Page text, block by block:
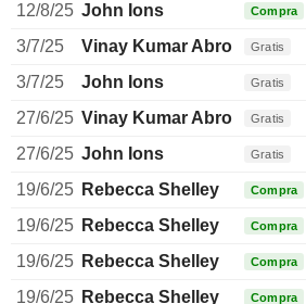
12/8/25 John Ions Compra
3/7/25
Vinay Kumar Abrol Gratis
3/7/25
John Ions Gratis
27/6/25 Vinay Kumar Abrol Gratis
27/6/25 John Ions Gratis
19/6/25 Rebecca Shelley Compra
19/6/25 Rebecca Shelley Compra
19/6/25 Rebecca Shelley Compra
19/6/25 Rebecca Shelley Compra